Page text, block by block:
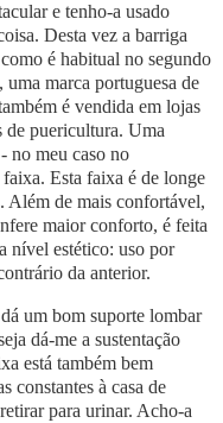
e tenho-a usado
Desta vez a barriga
é habitual no segundo
uma marca portuguesa de
é vendida em lojas
de puericultura. Uma
no meu caso no
Esta faixa é de longe
Além de mais confortável,
maior conforto, é feita
nível estético: uso por
da anterior.
um bom suporte lombar
dá-me a sustentação
está também bem
constantes à casa de
para urinar. Acho-a